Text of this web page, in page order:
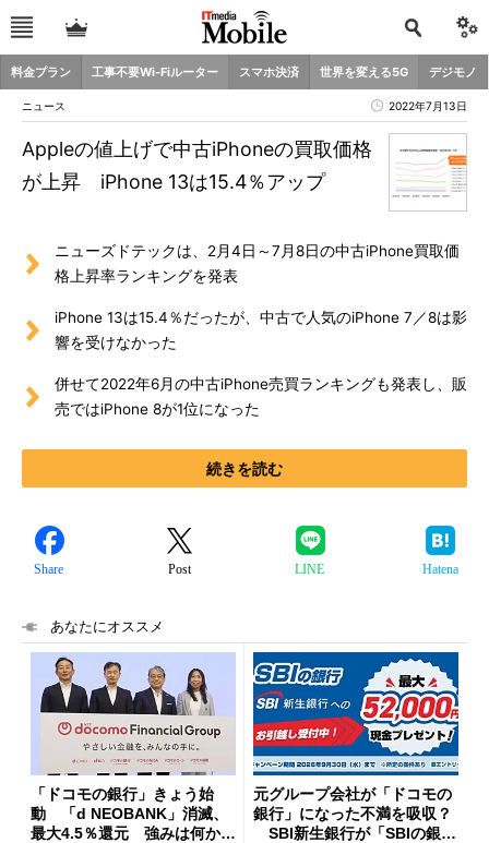
料金プラン 工事不要Wi-Fiルーター スマホ決済 世界を変える5G デジモノ
ニュース 2022年7月13日
Appleの値上げで中古iPhoneの買取価格
が上昇 iPhone 13は15.4％アップ
ニューズドテックは、2月4日～7月8日の中古iPhone買取価
格上昇率ランキングを発表
iPhone 13は15.4％だったが、中古で人気のiPhone 7／8は影
響を受けなかった
併せて2022年6月の中古iPhone売買ランキングも発表し、販
売ではiPhone 8が1位になった
続きを読む
Share Post LINE Hatena
あなたにオススメ
「ドコモの銀行」きょう始
動 「d NEOBANK」消滅、
最大4.5％還元 強みは何か解
元グループ会社が「ドコモの
銀行」になった不満を吸収？
SBI新生銀行が「SBIの銀